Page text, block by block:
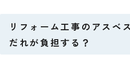
リフォーム工事のアスベ
だれが負担する？